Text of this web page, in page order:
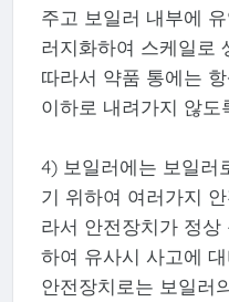
주고 보일러 내부에
러지화하여 스케일로
따라서 약품 통에는
이하로 내려가지 않도
4) 보일러에는 보일러
기 위하여 여러가지
라서 안전장치가 정
하여 유사시 사고에
안전장치로는 보일러